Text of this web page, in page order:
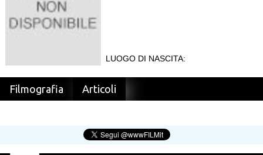
LUOGO DI NASCITA:
Filmografia Articoli